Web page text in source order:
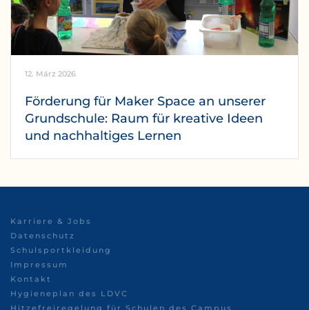
12. März 2026
Förderung für Maker Space an unserer
Grundschule: Raum für kreative Ideen
und nachhaltiges Lernen
Karriere & Jobs
Datenschutz
Schulsportkleidung
Impressum
Kontakt
Hygieneplan des LDVC
Hitzefreiregelung für Schulen des Campus